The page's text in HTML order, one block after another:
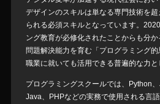
デザインのスキルは単なる専門技術を
られる必須スキルとなっています。
ング教育が必修化されたことからも分
問題解決能力を育む「プログラミング
職業に就いても活用できる普遍的な力と
プログラミングスクールでは、Python
Java、PHPなどの実務で使用される言語